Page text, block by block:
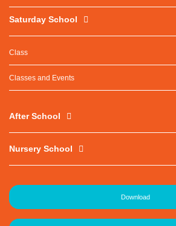
Saturday School
Class
Classes and Events
After School
Nursery School
Download